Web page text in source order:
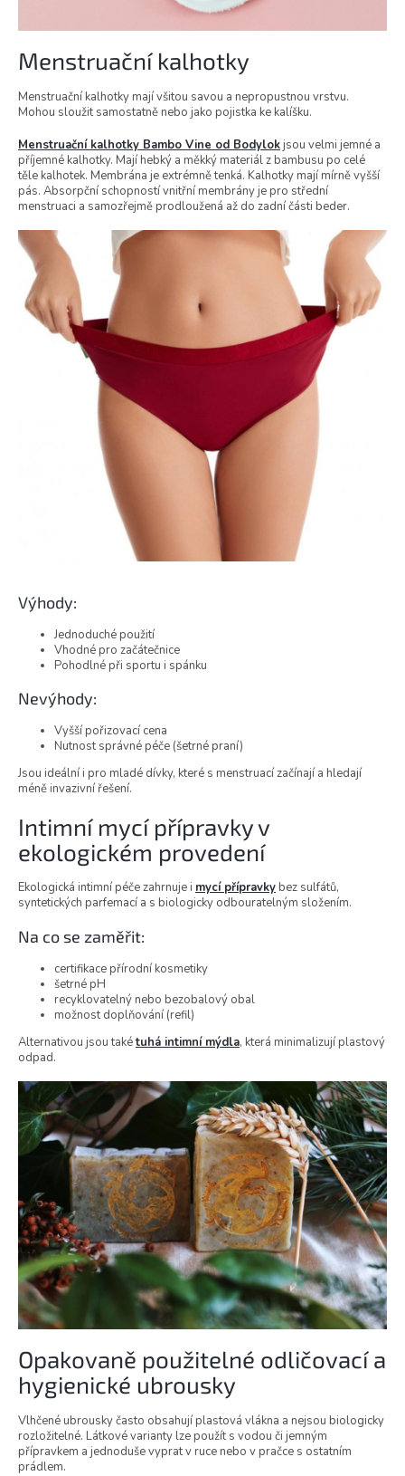
Menstruační kalhotky
Menstruační kalhotky mají všitou savou a nepropustnou vrstvu.
Mohou sloužit samostatně nebo jako pojistka ke kalíšku.
Menstruační kalhotky Bambo Vine od Bodylokjsou velmi jemné a
příjemné kalhotky. Mají hebký a měkký materiál z bambusu po celé
těle kalhotek. Membrána je extrémně tenká. Kalhotky mají mírně vyšší
pás. Absorpční schopností vnitřní membrány je pro střední
menstruaci a samozřejmě prodloužená až do zadní části beder.
Výhody:
Jednoduché použití
Vhodné pro začátečnice
Pohodlné při sportu i spánku
Nevýhody:
Vyšší pořizovací cena
Nutnost správné péče (šetrné praní)
Jsou ideální i pro mladé dívky, které s menstruací začínají a hledají
méně invazivní řešení.
Intimní mycí přípravky v
ekologickém provedení
Ekologická intimní péče zahrnuje i mycí přípravky bez sulfátů,
syntetických parfemací a s biologicky odbouratelným složením.
Na co se zaměřit:
certifikace přírodní kosmetiky
šetrné pH
recyklovatelný nebo bezobalový obal
možnost doplňování (refil)
Alternativou jsou takétuhá intimní mýdla, která minimalizují plastový
odpad.
Opakovaně použitelné odličovací a
hygienické ubrousky
Vlhčené ubrousky často obsahují plastová vlákna a nejsou biologicky
rozložitelné. Látkové varianty lze použít s vodou či jemným
přípravkem a jednoduše vyprat v ruce nebo v pračce s ostatním
prádlem.